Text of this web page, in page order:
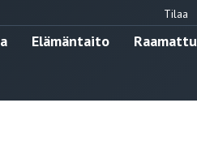
Tilaa
Elämäntaito Raamattu